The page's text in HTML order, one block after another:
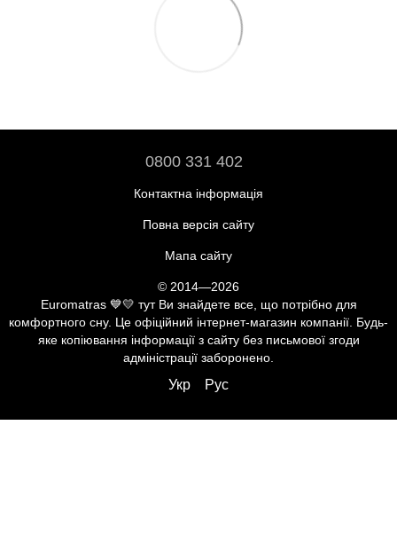
0800 331 402
Контактна інформація
Повна версія сайту
Мапа сайту
© 2014—2026
Euromatras 💙💛 тут Ви знайдете все, що потрібно для
комфортного сну. Це офіційний інтернет-магазин компанії. Будь-
яке копіювання інформації з сайту без письмової згоди
адміністрації заборонено.
Укр Рус